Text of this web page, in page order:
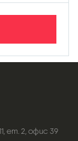
ет. 2, офис 39